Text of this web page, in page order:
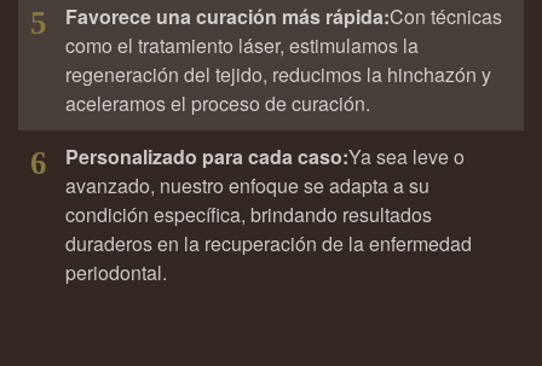
5 Favorece una curación más rápida:Con técnicas
como el tratamiento láser, estimulamos la
regeneración del tejido, reducimos la hinchazón y
aceleramos el proceso de curación.
6 Personalizado para cada caso:Ya sea leve o
avanzado, nuestro enfoque se adapta a su
condición específica, brindando resultados
duraderos en la recuperación de la enfermedad
periodontal.